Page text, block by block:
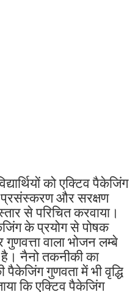
को एक्टिव पैकेजिंग
प्रसंस्करण और सरक्षण
से परिचित करवाया।
के प्रयोग से पोषक
वाला भोजन लम्बे
नैनो तकनीकी का
पैकेजिंग गुणवता में भी वृद्धि
कि एक्टिव पैकेजिंग